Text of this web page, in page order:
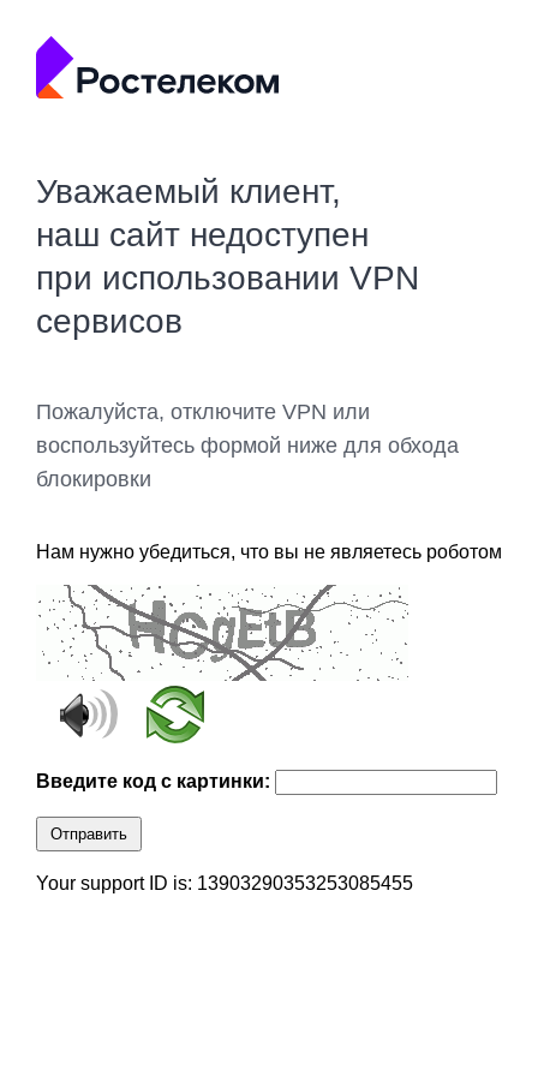
Уважаемый клиент,
наш сайт недоступен
при использовании VPN
сервисов
Пожалуйста, отключите VPN или
воспользуйтесь формой ниже для обхода
блокировки
Нам нужно убедиться, что вы не являетесь роботом
Введите код с картинки:
Отправить
Your support ID is: 13903290353253085455